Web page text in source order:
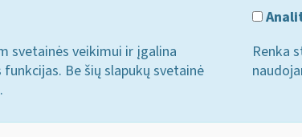
svetainės veikimui ir įgalina
Be šių slapukų svetainė
Renka